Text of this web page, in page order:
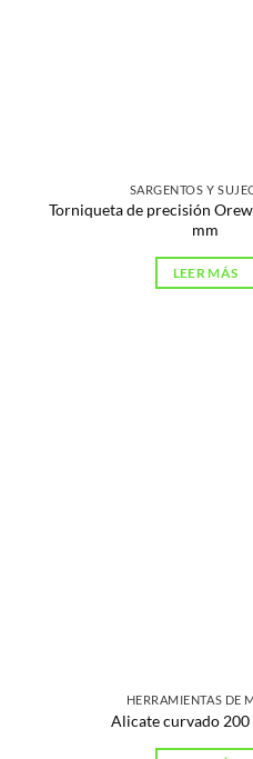
SARGENTOS Y
Torniqueta de precisión
mm
LEER MÁS
HERRAMIENTAS DE
Alicate curvado